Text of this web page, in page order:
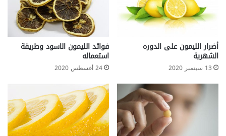
ا
ل
س
ك
ت
ط
ف
ا
أضرار الليمون على الدوره
الشهرية
13 سبتمبر 2020
فوائد الليمون الاسود وطريقة
استعماله
24 أغسطس 2020